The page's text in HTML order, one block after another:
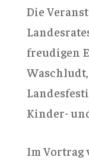
Die
freudigen
Waschludt,
Kinder-
Im Vortrag